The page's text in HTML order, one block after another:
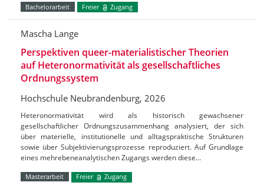
Bachelorarbeit Freier Zugang
Mascha Lange
Perspektiven queer-materialistischer Theorien
auf Heteronormativität als gesellschaftliches
Ordnungssystem
Hochschule Neubrandenburg, 2026
Heteronormativität wird als historisch gewachsener
gesellschaftlicher Ordnungszusammenhang analysiert, der sich
über materielle, institutionelle und alltagspraktische Strukturen
sowie über Subjektivierungsprozesse reproduziert. Auf Grundlage
eines mehrebeneanalytischen Zugangs werden diese…
Masterarbeit Freier Zugang